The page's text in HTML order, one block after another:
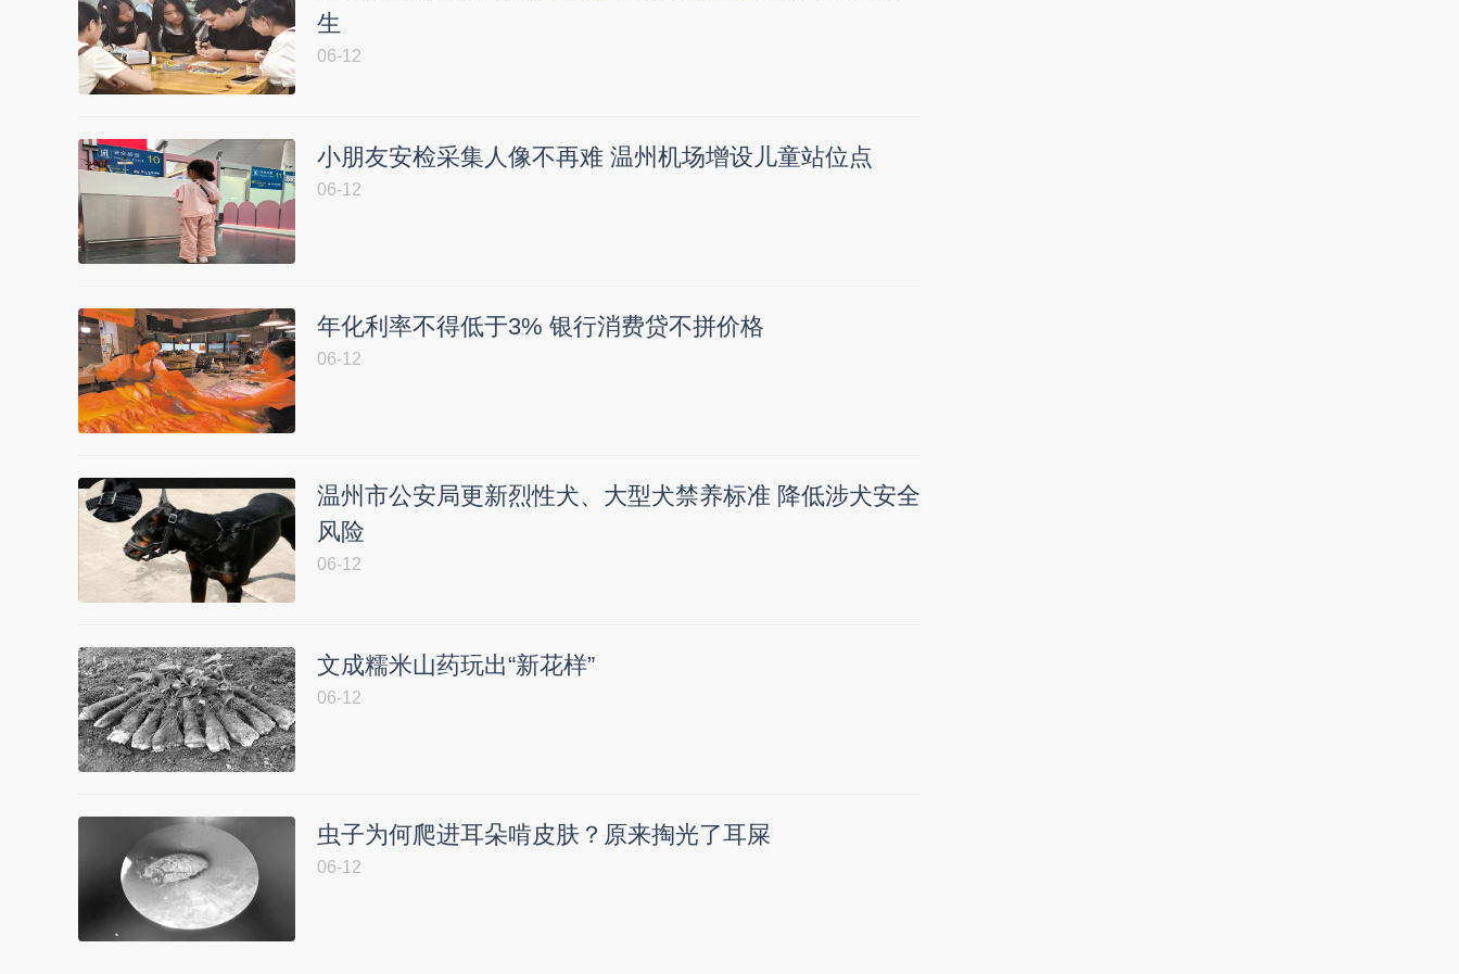
生
06-12
小朋友安检采集人像不再难 温州机场增设儿童站位点
06-12
年化利率不得低于3% 银行消费贷不拼价格
06-12
温州市公安局更新烈性犬、大型犬禁养标准 降低涉犬安全
风险
06-12
文成糯米山药玩出“新花样”
06-12
虫子为何爬进耳朵啃皮肤？原来掏光了耳屎
06-12